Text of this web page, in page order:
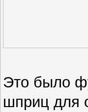
Это было
шприц для